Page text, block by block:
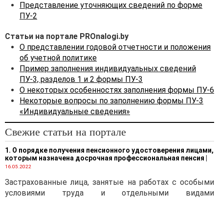
Представление уточняющих сведений по форме
ПУ-2
Статьи на портале PROnalogi.by
О представлении годовой отчетности и положения
об учетной политике
Пример заполнения индивидуальных сведений
ПУ-3, разделов 1 и 2 формы ПУ-3
О некоторых особенностях заполнения формы ПУ-6
Некоторые вопросы по заполнению формы ПУ-3
«Индивидуальные сведения»
Свежие статьи на портале
1. О порядке получения пенсионного удостоверения лицами,
которым назначена досрочная профессиональная пенсия
16.05.2022
Застрахованные лица, занятые на работах с особыми
условиями труда и отдельными видами